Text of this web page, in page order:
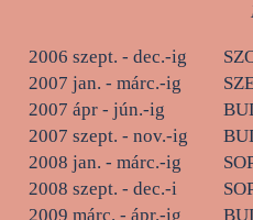
2006 szept. - dec.-ig
2007 jan. - márc.-ig
2007 ápr - jún.-ig
2007 szept. - nov.-ig
2008 jan. - márc.-ig
2008 szept. - dec.-i
2009 márc. - ápr.-ig